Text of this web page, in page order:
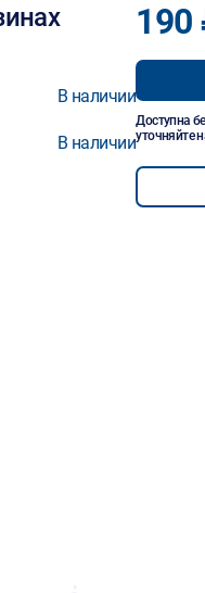
В наличии
В наличии
190
Доступна
уточняйте